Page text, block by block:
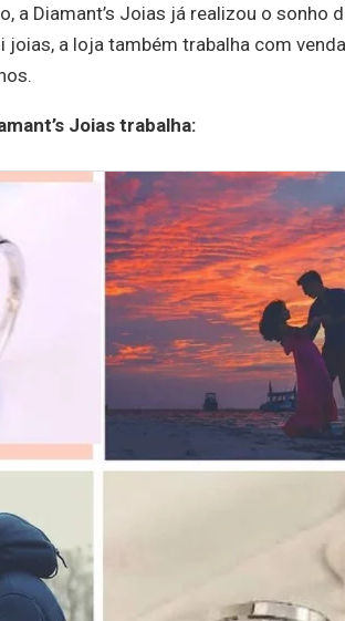
a Diamant’s Joias já realizou o sonho
a loja também trabalha com
Joias trabalha: